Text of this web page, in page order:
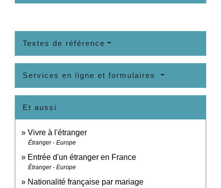
Textes de référence
Services en ligne et formulaires
Et aussi
Vivre à l'étranger
Étranger - Europe
Entrée d'un étranger en France
Étranger - Europe
Nationalité française par mariage